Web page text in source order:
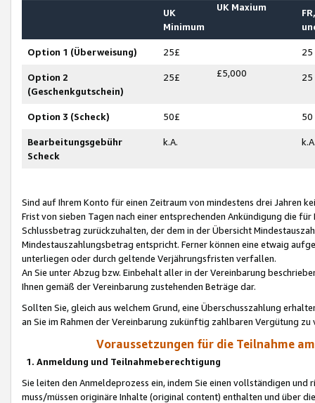
UK
Minimum
UK Maxium
Option 1 (Überweisung) 25£ 25
Option 2
(Geschenkgutschein)
25£ £5,000 25
Option 3 (Scheck) 50£ 50
Bearbeitungsgebühr
Scheck
k.A.
Sind auf Ihrem Konto für einen Zeitraum von mindestens drei Jahren
Frist von sieben Tagen nach einer entsprechenden Ankündigung die
Schlussbetrag zurückzuhalten, der dem in der Übersicht
Mindestauszahlungsbetrag entspricht. Ferner können eine etwaig
unterliegen oder durch geltende Verjährungsfristen verfallen.
An Sie unter Abzug bzw. Einbehalt aller in der Vereinbarung
Ihnen gemäß der Vereinbarung zustehenden Beträge dar.
Sollten Sie, gleich aus welchem Grund, eine Überschusszahlung
an Sie im Rahmen der Vereinbarung zukünftig zahlbaren Vergütung zu
Voraussetzungen für die Teilnahme
1. Anmeldung und Teilnahmeberechtigung
Sie leiten den Anmeldeprozess ein, indem Sie einen vollständigen
muss/müssen originäre Inhalte (original content) enthalten und über